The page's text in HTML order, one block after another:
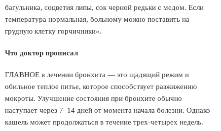
багульника, соцветия липы, сок черной редьки с медом. Если
температура нормальная, больному можно поставить на
грудную клетку горчичники».
Что доктор прописал
ГЛАВНОЕ в лечении бронхита — это щадящий режим и
обильное теплое питье, которое способствует разжижению
мокроты. Улучшение состояния при бронхите обычно
наступает через 7–14 дней от момента начала болезни. Однако
кашель может продолжаться в течение трех-четырех недель.